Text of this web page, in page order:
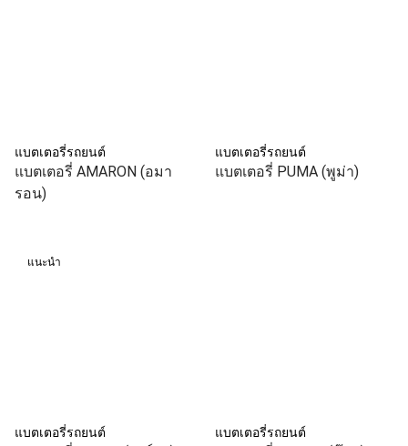
แบตเตอรี่รถยนต์
แบตเตอรี่ AMARON (อมา
รอน)
แบตเตอรี่รถยนต์
แบตเตอรี่ PUMA (พูม่า)
แนะนำ
แบตเตอรี่รถยนต์ แบตเตอรี่รถยนต์